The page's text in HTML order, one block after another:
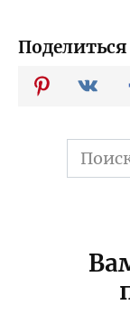
Search
for: